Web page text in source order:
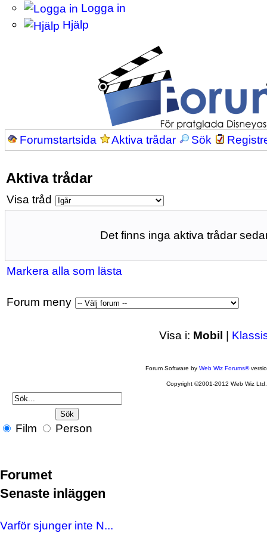
Logga in
Hjälp
Forumstartsida Aktiva trådar Sök
Aktiva trådar
Visa tråd
Det finns inga aktiva trådar
Markera alla som lästa
Forum meny
Visa i: Mobil |
Forum Software byWeb Wiz Forums®
Copyright ©2001-2012 Web Wiz Ltd.
Film Person
Forumet
Senaste inläggen
Varför sjunger inte N...